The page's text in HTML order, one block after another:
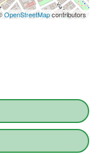
OpenStreetMapcontributors